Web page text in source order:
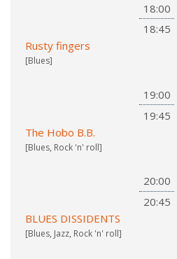
18:00
18:45
Rusty fingers
[Blues]
19:00
19:45
The Hobo B.B.
[Blues, Rock 'n' roll]
20:00
20:45
BLUES DISSIDENTS
[Blues, Jazz, Rock 'n' roll]